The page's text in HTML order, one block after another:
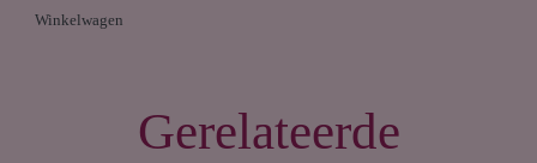
Winkelwagen
Gerelateerde